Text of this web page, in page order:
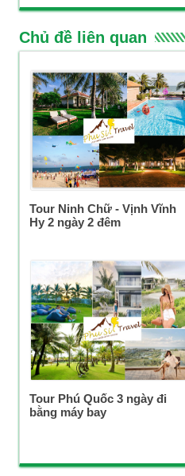
Chủ đề liên quan
Tour Ninh Chữ - Vịnh Vĩnh
Hy 2 ngày 2 đêm
Tour Phú Quốc 3 ngày đi
bằng máy bay